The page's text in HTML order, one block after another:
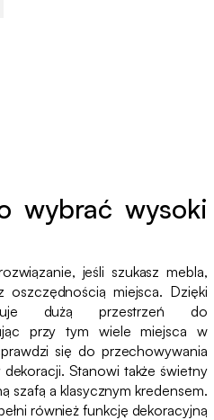
wybrać wysoki
jeśli szukasz mebla,
oszczędnością miejsca. Dzięki
dużą przestrzeń do
przy tym wiele miejsca w
się do przechowywania
Stanowi także świetny
szafą a klasycznym kredensem.
również funkcję dekoracyjną